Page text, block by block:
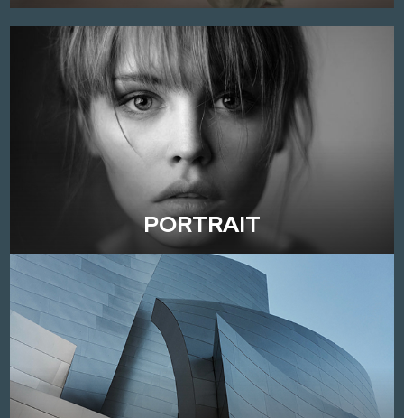
PORTRAIT